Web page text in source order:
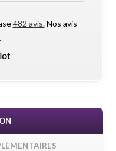
482 avis.Nos avis